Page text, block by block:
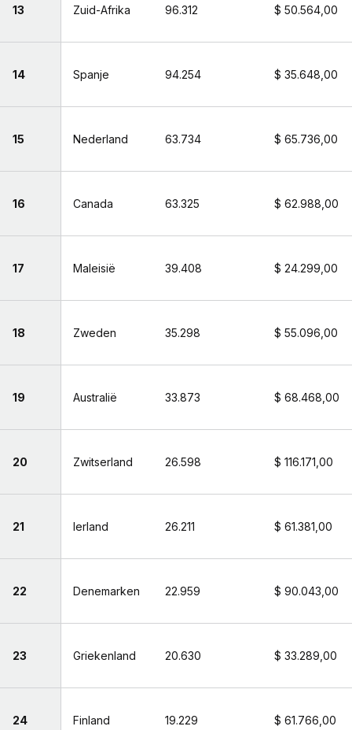
13 Zuid-Afrika 96.312 $ 50.564,00
14 Spanje 94.254 $ 35.648,00
15 Nederland 63.734 $ 65.736,00
16 Canada 63.325 $ 62.988,00
17 Maleisië 39.408 $ 24.299,00
18 Zweden 35.298 $ 55.096,00
19 Australië 33.873 $ 68.468,00
20 Zwitserland 26.598 $ 116.171,00
21 Ierland 26.211 $ 61.381,00
22 Denemarken 22.959 $ 90.043,00
23 Griekenland 20.630 $ 33.289,00
24 Finland 19.229 $ 61.766,00